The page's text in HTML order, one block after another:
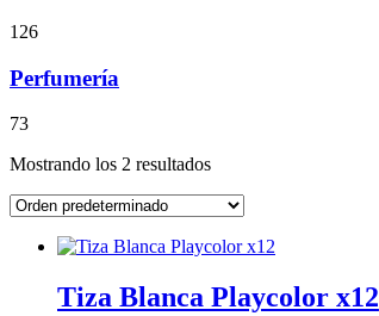
126
Perfumería
73
Mostrando los 2 resultados
Tiza Blanca Playcolor x12